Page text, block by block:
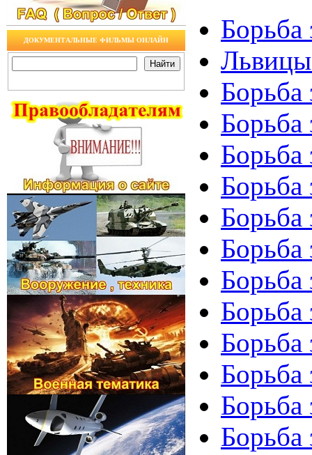
ДОКУМЕНТАЛЬНЫЕ ФИЛЬМЫ ОНЛАЙН
Борьба
Борьба
Борьба
Борьба
Борьба
Борьба
Борьба
Борьба